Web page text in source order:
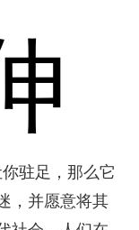
驻足，那么它
，并愿意将其